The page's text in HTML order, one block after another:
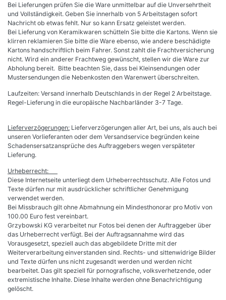
Bei Lieferungen prüfen Sie die Ware unmittelbar auf die Unversehrtheit
und Vollständigkeit. Geben Sie innerhalb von 5 Arbeitstagen sofort
Nachricht ob etwas fehlt. Nur so kann Ersatz geleistet werden.
Bei Lieferung von Keramikwaren schütteln Sie bitte die Kartons. Wenn sie
klirren reklamieren Sie bitte die Ware ebenso, wie andere beschädigte
Kartons handschriftlich beim Fahrer. Sonst zahlt die Frachtversicherung
nicht. Wird ein anderer Frachtweg gewünscht, stellen wir die Ware zur
Abholung bereit. Bitte beachten Sie, dass bei Kleinsendungen oder
Mustersendungen die Nebenkosten den Warenwert überschreiten.
Laufzeiten: Versand innerhalb Deutschlands in der Regel 2 Arbeitstage.
Regel-Lieferung in die europäische Nachbarländer 3-7 Tage.
Lieferverzögerungen: Lieferverzögerungen aller Art, bei uns, als auch bei
unseren Vorlieferanten oder dem Versandservice begründen keine
Schadensersatzansprüche des Auftraggebers wegen verspäteter
Lieferung.
Urheberrecht:
Diese Internetseite unterliegt dem Urheberrechtsschutz. Alle Fotos und
Texte dürfen nur mit ausdrücklicher schriftlicher Genehmigung
verwendet werden.
Bei Missbrauch gilt ohne Abmahnung ein Mindesthonorar pro Motiv von
100.00 Euro fest vereinbart.
Grzybowski KG verarbeitet nur Fotos bei denen der Auftraggeber über
das Urheberrecht verfügt. Bei der Auftragsannahme wird das
Vorausgesetzt, speziell auch das abgebildete Dritte mit der
Weiterverarbeitung einverstanden sind. Rechts- und sittenwidrige Bilder
und Texte dürfen uns nicht zugesandt werden und werden nicht
bearbeitet. Das gilt speziell für pornografische, volksverhetzende, oder
extremistische Inhalte. Diese Inhalte werden ohne Benachrichtigung
gelöscht.